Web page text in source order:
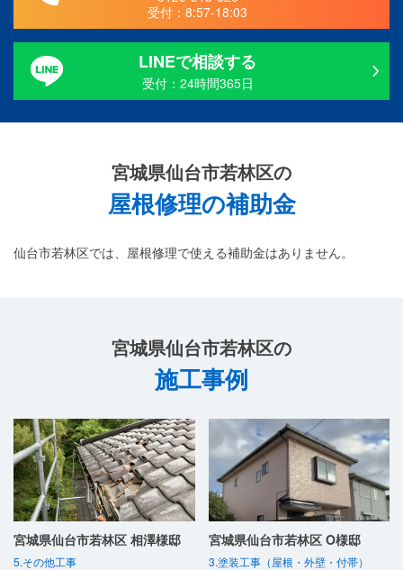
受付：8:57-18:03
LINEで相談する
受付：24時間365日
宮城県仙台市若林区の
屋根修理の補助金
仙台市若林区では、屋根修理で使える補助金はありません。
宮城県仙台市若林区の
施工事例
宮城県仙台市若林区 相澤様邸
5.その他工事
宮城県仙台市若林区 O様邸
3.塗装工事（屋根・外壁・付帯）